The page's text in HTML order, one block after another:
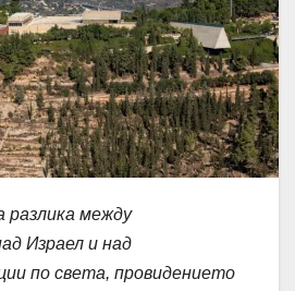
разлика между
Израел и над
по света, провидението